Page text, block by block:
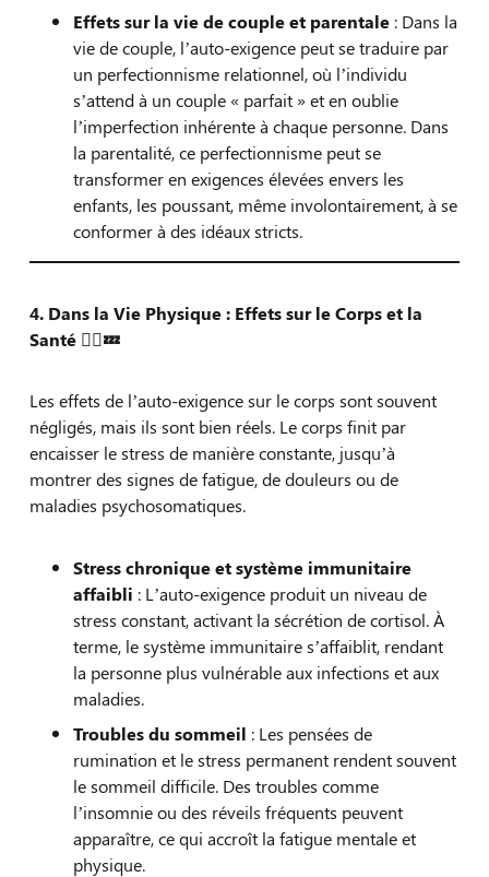
Effets sur la vie de couple et parentale : Dans la
vie de couple, l’auto-exigence peut se traduire par
un perfectionnisme relationnel, où l’individu
s’attend à un couple « parfait » et en oublie
l’imperfection inhérente à chaque personne. Dans
la parentalité, ce perfectionnisme peut se
transformer en exigences élevées envers les
enfants, les poussant, même involontairement, à se
conformer à des idéaux stricts.
4. Dans la Vie Physique : Effets sur le Corps et la
Santé 🏃‍♂️💤
Les effets de l’auto-exigence sur le corps sont souvent
négligés, mais ils sont bien réels. Le corps finit par
encaisser le stress de manière constante, jusqu’à
montrer des signes de fatigue, de douleurs ou de
maladies psychosomatiques.
Stress chronique et système immunitaire
affaibli : L’auto-exigence produit un niveau de
stress constant, activant la sécrétion de cortisol. À
terme, le système immunitaire s’affaiblit, rendant
la personne plus vulnérable aux infections et aux
maladies.
Troubles du sommeil : Les pensées de
rumination et le stress permanent rendent souvent
le sommeil difficile. Des troubles comme
l’insomnie ou des réveils fréquents peuvent
apparaître, ce qui accroît la fatigue mentale et
physique.